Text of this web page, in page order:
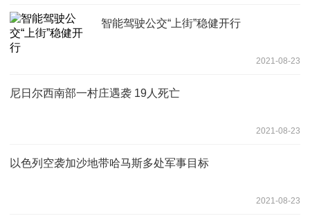
智能驾驶公交“上街”稳健开行
2021-08-23
尼日尔西南部一村庄遇袭 19人死亡
2021-08-23
以色列空袭加沙地带哈马斯多处军事目标
2021-08-23